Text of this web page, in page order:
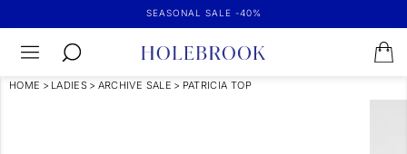
SEASONAL SALE -40%
HOME > LADIES > ARCHIVE SALE > PATRICIA TOP